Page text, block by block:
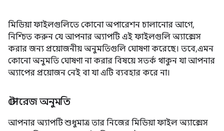
মিডিয়া ফাইলগুলিতে কোনো অপারেশন চালানোর আগে,
নিশ্চিত করুন যে আপনার অ্যাপটি এই ফাইলগুলি অ্যাক্সেস
করার জন্য প্রয়োজনীয় অনুমতিগুলি ঘোষণা করেছে। তবে, এমন
কোনো অনুমতি ঘোষণা না করার বিষয়ে সতর্ক থাকুন যা আপনার
অ্যাপের প্রয়োজন নেই বা যা এটি ব্যবহার করে না।
স্টোরেজ অনুমতি
আপনার অ্যাপটি শুধুমাত্র তার নিজের মিডিয়া ফাইল অ্যাক্সেস